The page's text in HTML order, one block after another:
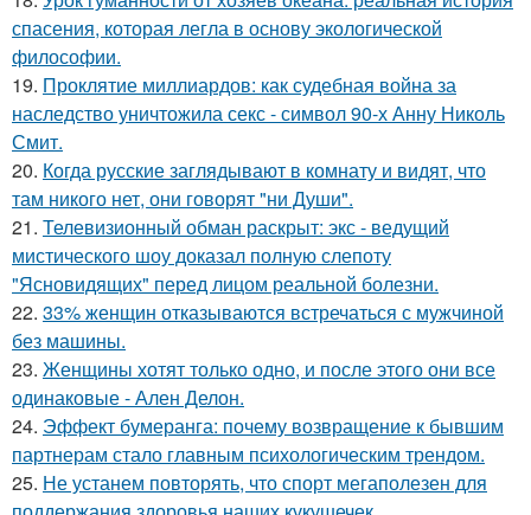
спасения, которая легла в основу экологической
философии.
19. Проклятие миллиардов: как судебная война за
наследство уничтожила секс - символ 90-х Анну Николь
Смит.
20. Когда русские заглядывают в комнату и видят, что
там никого нет, они говорят "ни Души".
21. Телевизионный обман раскрыт: экс - ведущий
мистического шоу доказал полную слепоту
"Ясновидящих" перед лицом реальной болезни.
22. 33% женщин отказываются встречаться с мужчиной
без машины.
23. Женщины хотят только одно, и после этого они все
одинаковые - Ален Делон.
24. Эффект бумеранга: почему возвращение к бывшим
партнерам стало главным психологическим трендом.
25. Не устанем повторять, что спорт мегаполезен для